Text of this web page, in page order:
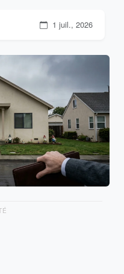
1 juil., 2026